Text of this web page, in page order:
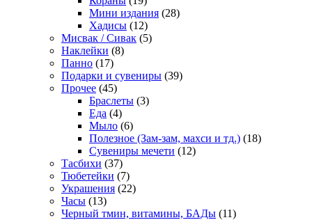
Мини издания (28)
Хадисы (12)
Мисвак / Сивак (5)
Наклейки (8)
Панно (17)
Подарки и сувениры (39)
Прочее (45)
Браслеты (3)
Еда (4)
Мыло (6)
Полезное (Зам-зам, махси и тд.) (18)
Сувениры мечети (12)
Тасбихи (37)
Тюбетейки (7)
Украшения (22)
Часы (13)
Черный тмин, витамины, БАДы (11)